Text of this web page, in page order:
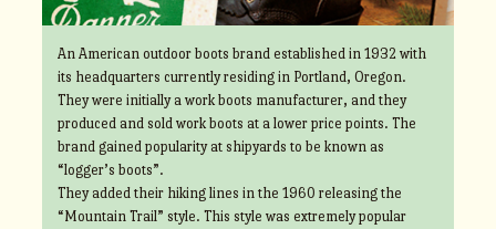
An American outdoor boots brand established in 1932 with
its headquarters currently residing in Portland, Oregon.
They were initially a work boots manufacturer, and they
produced and sold work boots at a lower price points. The
brand gained popularity at shipyards to be known as
“logger’s boots”.
They added their hiking lines in the 1960 releasing the
“Mountain Trail” style. This style was extremely popular